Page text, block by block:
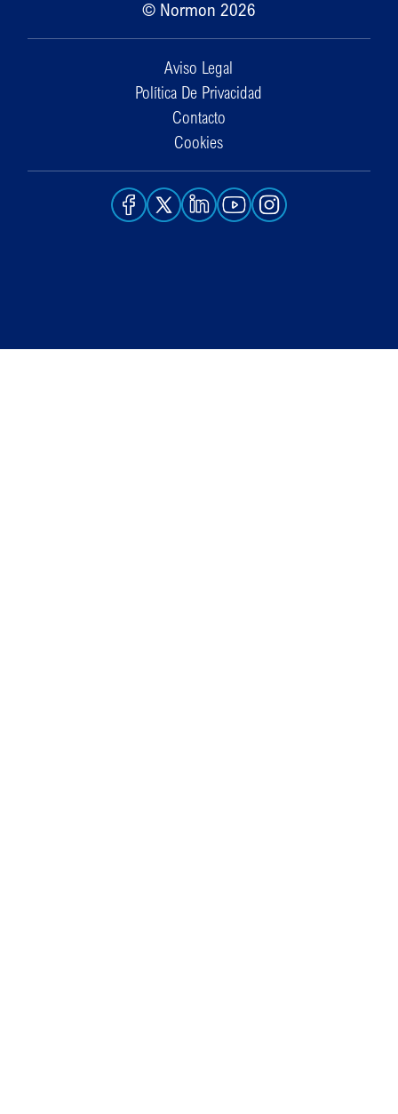
© Normon 2026
Aviso Legal
Política De Privacidad
Contacto
Cookies